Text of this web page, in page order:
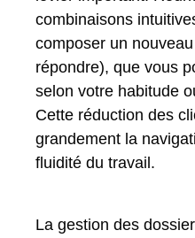
combinaisons
composer un
répondre), que vous
selon votre habitude
Cette réduction des
grandement la
fluidité du travail.
La gestion des